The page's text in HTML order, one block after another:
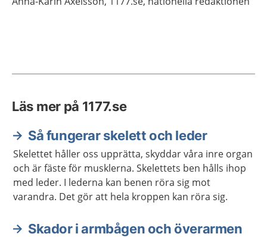
Läs mer på 1177.se
Så fungerar skelett och leder
Skelettet håller oss upprätta, skyddar våra inre organ
och är fäste för musklerna. Skelettets ben hålls ihop
med leder. I lederna kan benen röra sig mot
varandra. Det gör att hela kroppen kan röra sig.
Skador i armbågen och överarmen